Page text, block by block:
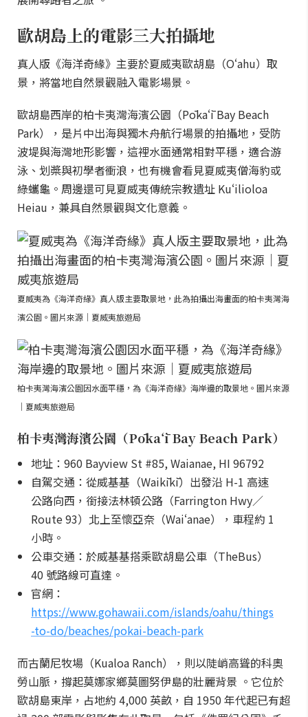
歐胡島上的電影三大拍攝地
真人版《海洋奇緣》主要於夏威夷歐胡島（Oʻahu）取
景，將當地自然景觀融入電影場景。
歐胡島西岸的柏卡夷灣海濱公園（Pōkaʻī Bay Beach
Park），是片中出海與獨木舟航行場景的拍攝地，受防
波堤與海灣地形影響，這裡水面通常相對平穩，適合游
泳、划槳與初學者衝浪，也有機會看見夏威夷僧海豹或
綠蠵龜。周邊還可見夏威夷傳統宗教遺址 Kuʻilioloa
Heiau，兼具自然景觀與文化意義。
夏威夷為《海洋奇緣》真人版主要取景地，此為拍攝出海畫面的柏卡夷灣海
濱公園。圖片來源｜夏威夷旅遊局
柏卡夷灣海濱公園因水面平穩，為《海洋奇緣》海岸邊的取景地。圖片來源
｜夏威夷旅遊局
柏卡夷灣海濱公園（Pōkaʻī Bay Beach Park）
地址：960 Bayview St #85, Waianae, HI 96792
自駕交通：從威基基（Waikīkī）出發沿 H-1 高速
公路向西，銜接法林頓公路（Farrington Hwy／
Route 93）北上至懷亞奈（Waiʻanae），車程約 1
小時。
公車交通：於威基基搭乘歐胡島公車（TheBus）
40 號路線可直達。
官網：
https://www.gohawaii.com/islands/oahu/things
-to-do/beaches/pokai-beach-park
而古蘭尼牧場（Kualoa Ranch），則以陡峭高聳的科奧
勞山脈，撐起莫娜家鄉莫圖努伊島的壯麗背景 。它位於
歐胡島東岸，占地約 4,000 英畝，自 1950 年代起已有超